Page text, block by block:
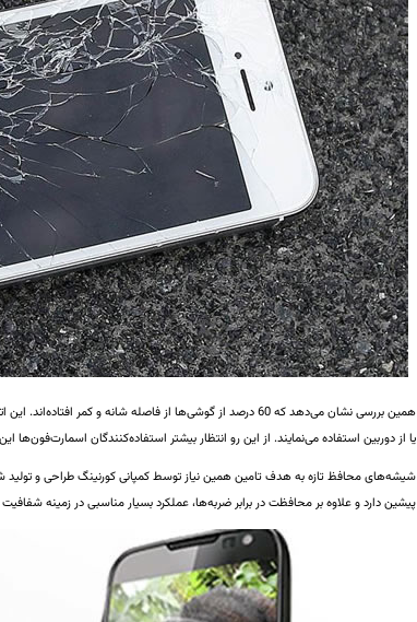
همین بررسی نشان می‌دهد که 60 درصد از گوشی‌ها از فاصله شانه و
یا از دوربین استفاده می‌نمایند. از این رو انتظار بیشتر استفاده‌کنندگان
پیشین دارد و علاوه بر محافظت در برابر ضربه‌ها، عملکرد بسیار مناسبی در زمینه